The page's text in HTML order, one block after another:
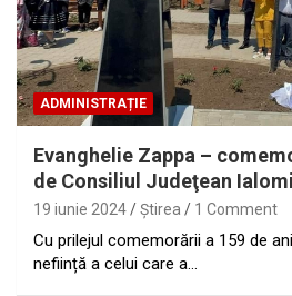
ADMINISTRAȚIE
Evanghelie Zappa –
de Consiliul Judeţean
19 iunie 2024 Ştirea 1 Comment
Cu prilejul comemorării a 159 de
neființă a celui care a…